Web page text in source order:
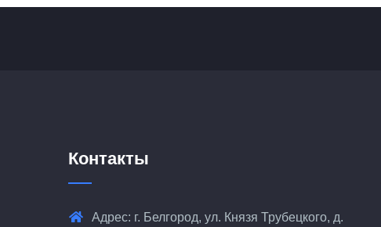
Контакты
Адрес: г. Белгород, ул. Князя Трубецкого, д.